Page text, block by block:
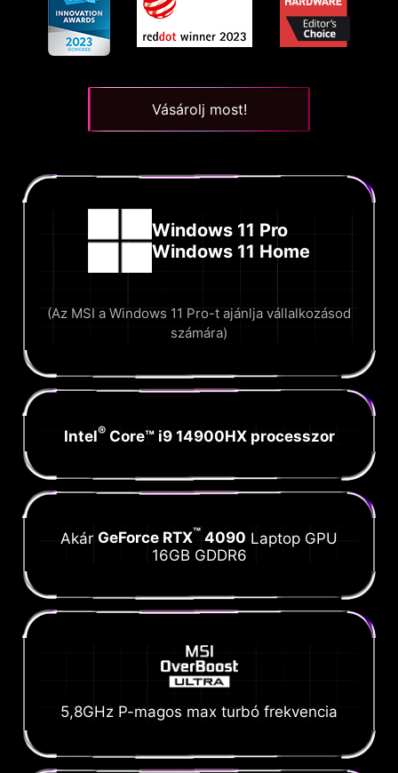
Vásárolj most!
Windows 11 Pro
Windows 11 Home
(Az MSI a Windows 11 Pro-t ajánlja vállalkozásod
számára)
Intel®Core™ i9 14900HX processzor
Akár GeForce RTX™ 4090 Laptop GPU
16GB GDDR6
5,8GHz P-magos max turbó frekvencia